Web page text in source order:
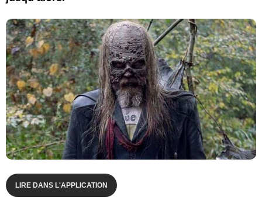
LIRE DANS L'APPLICATION